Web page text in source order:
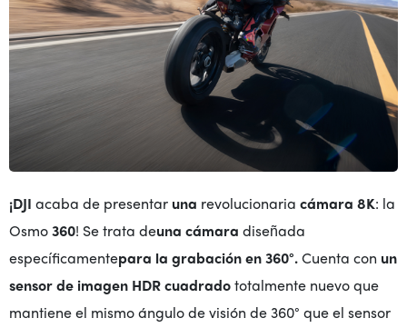
¡DJI acaba de presentar una revolucionaria cámara 8K: la
Osmo360! Se trata deuna cámara diseñada
específicamentepara la grabación en 360°.Cuenta con un
sensor de imagen HDR cuadradototalmente nuevo que
mantiene el mismo ángulo de visión de 360° que el sensor